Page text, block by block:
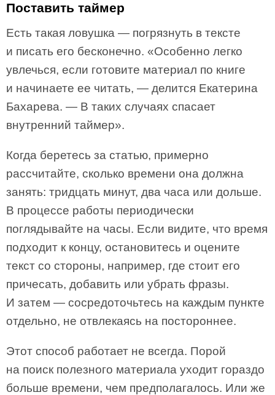
Поставить таймер
Есть такая ловушка — погрязнуть в тексте
и писать его бесконечно. «Особенно легко
увлечься, если готовите материал по книге
и начинаете ее читать, — делится Екатерина
Бахарева. — В таких случаях спасает
внутренний таймер».
Когда беретесь за статью, примерно
рассчитайте, сколько времени она должна
занять: тридцать минут, два часа или дольше.
В процессе работы периодически
поглядывайте на часы. Если видите, что время
подходит к концу, остановитесь и оцените
текст со стороны, например, где стоит его
причесать, добавить или убрать фразы.
И затем — сосредоточьтесь на каждым пункте
отдельно, не отвлекаясь на постороннее.
Этот способ работает не всегда. Порой
на поиск полезного материала уходит гораздо
больше времени, чем предполагалось. Или же